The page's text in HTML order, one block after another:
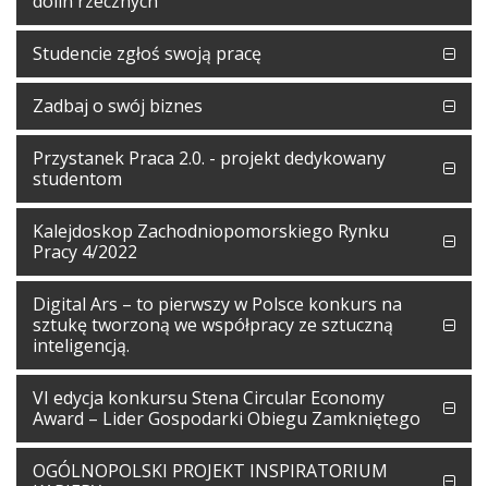
Studencie zgłoś swoją pracę
Zadbaj o swój biznes
Przystanek Praca 2.0. - projekt dedykowany
studentom
Kalejdoskop Zachodniopomorskiego Rynku
Pracy 4/2022
Digital Ars – to pierwszy w Polsce konkurs na
sztukę tworzoną we współpracy ze sztuczną
inteligencją.
VI edycja konkursu Stena Circular Economy
Award – Lider Gospodarki Obiegu Zamkniętego
OGÓLNOPOLSKI PROJEKT INSPIRATORIUM